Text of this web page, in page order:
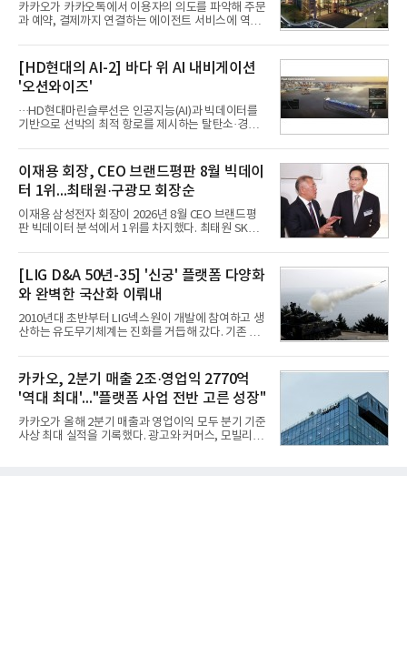
카카오가 카카오톡에서 이용자의 의도를 파악해 주문
과 예약, 결제까지 연결하는 에이전트 서비스에 역량
행 등으로 적용 범위를 넓혀 AI를 새로운 톡비즈 성장
축으로 만들겠다는 구상이다.정신아 카카오 대표는 6
일 열린 2분기 실적 발표 컨퍼런스콜에서 "AI는 톡비
즈 성장 재점화의 핵심이자 주요 매출원으로 자리 잡
을 것"이라며 이같은 AI 사업 전략을 공개했다. 카카
오는 이날 함께 발표한 2분기 연결 매출이 전년 동기
대비 9% 증가한 2조985억원, 영업이익은 36% 늘어
17% 증가하
[HD현대의 AI-2] 바다 위 AI 내비게이션
'오션와이즈'
···HD현대마린슬루선은 인공지능(AI)과 빅데이터를
기반으로 선박의 최적 항로를 제시하는 탈탄소·경제
장비 설치 없이 일고리즘 만으로 선박의 탄소 배출량
을 모니터링 및 예측하며, 연료 소비를 최소화하는 운
항 가이드라인을 제공한다.오션와이즈의 핵심 기능은
CI(탄소집약도지수) 실시간 관리 예측, 시 기반 최적
항로 추천, 선단 관리 등이다. HD현대오일뱅크와의
실증에서는 총 13개 구간, 10만6000km 항해를 통해
평균 5.3%의 연료 질감 효과를 입증했다. 이는 연간 1
의 핵심
이재용 회장, CEO 브랜드평판 8월 빅데이
터 1위...최태원·구광모 회장순
이재용 삼성전자 회장이 2026년 8월 CEO 브랜드평
판 빅데이터 분석에서 1위를 차지했다. 최태원 SK그
국기업평판연구소(소장 구창환)는 빅데이터뉴스와
함께 60명의 CEO 브랜드를 대상으로 2026년 7월 6
일부터 8월 6일까지 수집된 소비자 빅데이터
7,395,735건을 분석한 결과, 삼성 이재용 회장이 브
랜드평판지수 1,984,715를 기록하며 8월 1위에 올랐
다고 밝혔다. 분석에 활용된 빅데이터는 지난 7월
(14,233,797건) 대비 48.04% 감소한 수치다.8월
김승연, 이재현, 강호동, 김범수, 양종
[LIG D&A 50년-35] '신궁' 플랫폼 다양화
와 완벽한 국산화 이뤄내
2010년대 초반부터 LIG넥스원이 개발에 참여하고 생
산하는 유도무기체계는 진화를 거듭해 갔다. 기존 무
용도가 떨어지는 재래식 무기를 새롭게 활용하는 방
안이 강구됐다. 또 핵심 구성품 국산화를 통해 수출상
의 제약을 해소하고자 노력했다. 이러한 LIG넥스원의
신기술 개발 성과가 집약된 무기체계가 바로 휴대용
지대공 유도무기 ‘신궁’이다.신궁은 이미 2009년 수
출을 위한 개량형 멀티런처 개발을 완료함으로써 기
능 다양화와 계열화 가능성을 선보인 바 있었다. 이번
카카오, 2분기 매출 2조·영업익 2770억
'역대 최대'..."플랫폼 사업 전반 고른 성장"
카카오가 올해 2분기 매출과 영업이익 모두 분기 기준
사상 최대 실적을 기록했다. 광고와 커머스, 모빌리